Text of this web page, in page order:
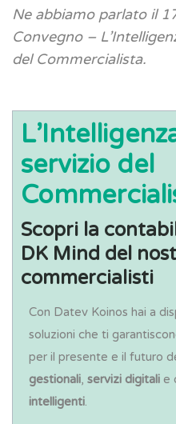
Ne abbiamo parlato il
Convegno –
del Commercialista.
servizio del
Scopri la
DK Mind del
commercialisti
Con Datev Koinos hai a
soluzioni che ti
per il presente e il futuro
gestionali servizi digitali e
intelligenti